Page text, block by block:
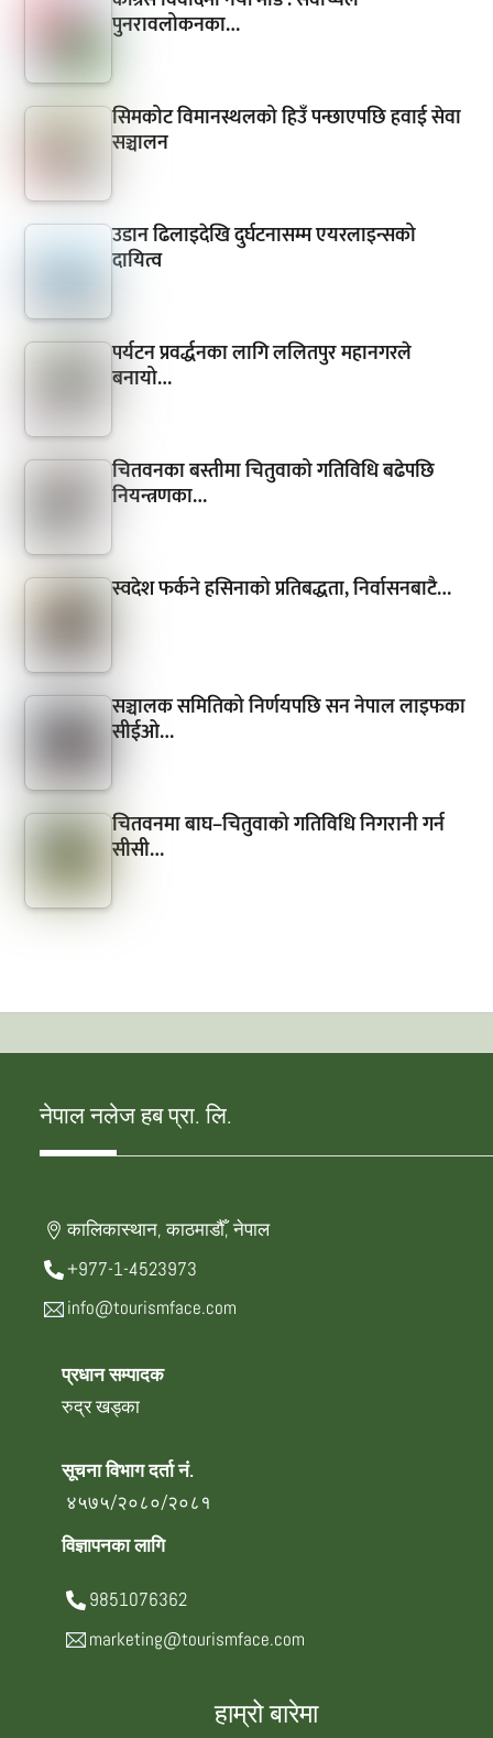
पुनरावलोकनका…
सिमकोट विमानस्थलको हिउँ पन्छाएपछि हवाई सेवा
सञ्चालन
उडान ढिलाइदेखि दुर्घटनासम्म एयरलाइन्सको
दायित्व
पर्यटन प्रवर्द्धनका लागि ललितपुर महानगरले
बनायो…
चितवनका बस्तीमा चितुवाको गतिविधि बढेपछि
नियन्त्रणका…
स्वदेश फर्कने हसिनाको प्रतिबद्धता, निर्वासनबाटै…
सञ्चालक समितिको निर्णयपछि सन नेपाल लाइफका
सीईओ…
चितवनमा बाघ–चितुवाको गतिविधि निगरानी गर्न
सीसी…
नेपाल नलेज हब प्रा. लि.
कालिकास्थान, काठमाडौँ, नेपाल
+977-1-4523973
info@tourismface.com
प्रधान सम्पादक
रुद्र खड्का
सूचना विभाग दर्ता नं.
४५७५/२०८०/२०८१
विज्ञापनका लागि
9851076362
marketing@tourismface.com
हाम्रो बारेमा